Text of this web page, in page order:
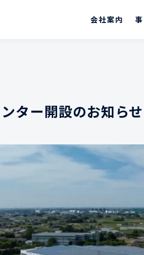
サン インテルネット株式会社
会社案内
ター開設のお知らせ